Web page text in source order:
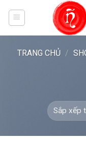
TRANG CHỦ /